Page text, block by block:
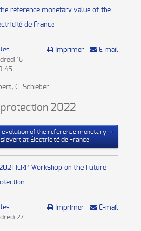
reference monetary value of the
de France
Imprimer E-mail
16
C. Schieber
2022
evolution of the reference monetary
at Électricité de France
ICRP Workshop on the Future
Imprimer E-mail
27